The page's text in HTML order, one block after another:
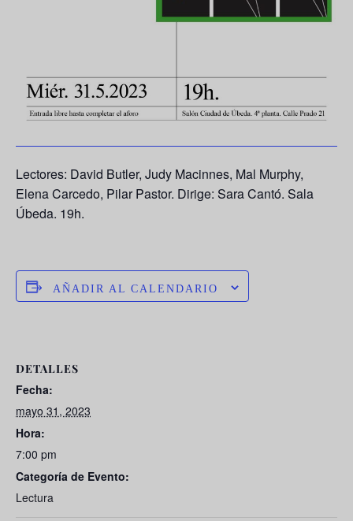
Lectores: David Butler, Judy Macinnes, Mal Murphy,
Elena Carcedo, Pilar Pastor. Dirige: Sara Cantó. Sala
Úbeda. 19h.
AÑADIR AL CALENDARIO
DETALLES
Fecha:
mayo 31, 2023
Hora:
7:00 pm
Categoría de Evento:
Lectura